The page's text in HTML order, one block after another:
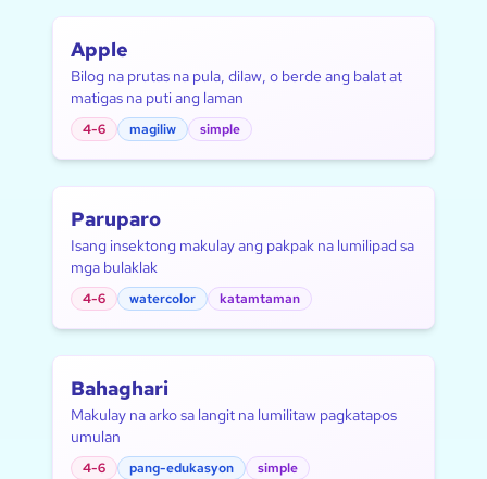
Apple
Bilog na prutas na pula, dilaw, o berde ang balat at
matigas na puti ang laman
4-6 magiliw simple
Paruparo
Isang insektong makulay ang pakpak na lumilipad sa
mga bulaklak
4-6 watercolor katamtaman
Bahaghari
Makulay na arko sa langit na lumilitaw pagkatapos
umulan
4-6 pang-edukasyon simple